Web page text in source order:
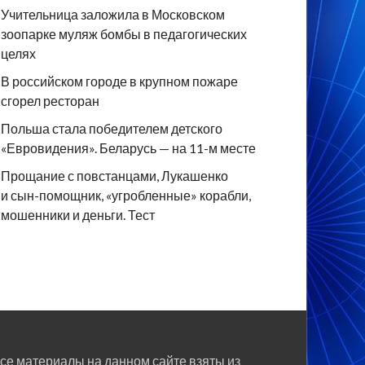
Учительница заложила в Московском
зоопарке муляж бомбы в педагогических
целях
В российском городе в крупном пожаре
сгорел ресторан
Польша стала победителем детского
«Евровидения». Беларусь — на 11-м месте
Прощание с повстанцами, Лукашенко
и сын-помощник, «угробленные» корабли,
мошенники и деньги. Тест
материалы на данном сайте взяты из